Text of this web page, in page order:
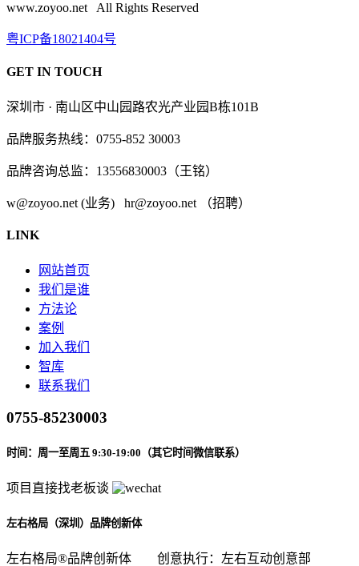
www.zoyoo.net All Rights Reserved
粤ICP备18021404号
GET IN TOUCH
深圳市 · 南山区中山园路农光产业园B栋101B
品牌服务热线：0755-852 30003
品牌咨询总监：13556830003（王铭）
w@zoyoo.net (业务) hr@zoyoo.net （招聘）
LINK
网站首页
我们是谁
方法论
案例
加入我们
智库
联系我们
0755-85230003
时间：周一至周五 9:30-19:00（其它时间微信联系）
项目直接找老板谈
左右格局（深圳）品牌创新体
左右格局®品牌创新体 创意执行：左右互动创意部